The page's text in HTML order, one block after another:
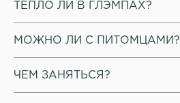
ТЕПЛО ЛИ В ГЛЭМПАХ?
МОЖНО ЛИ С ПИТОМЦАМИ?
ЧЕМ ЗАНЯТЬСЯ?